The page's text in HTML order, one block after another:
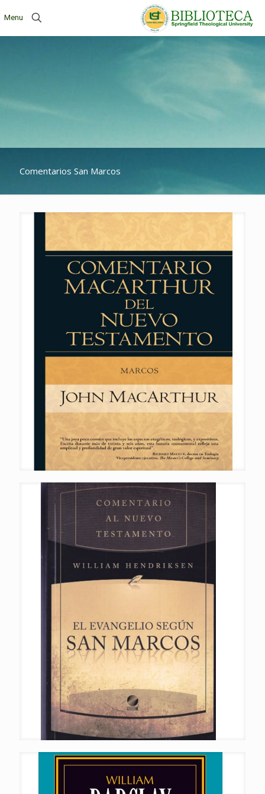
Menu
Comentarios San Marcos